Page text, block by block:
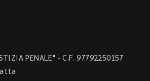
PENALE" - C.F. 97792250157